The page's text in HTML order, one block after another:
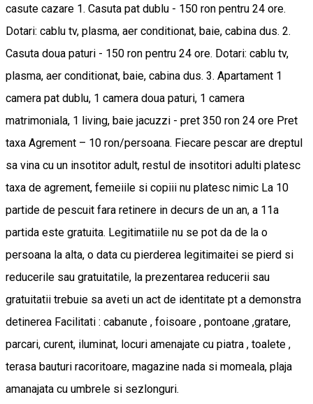
casute cazare 1. Casuta pat dublu - 150 ron pentru 24 ore.
Dotari: cablu tv, plasma, aer conditionat, baie, cabina dus. 2.
Casuta doua paturi - 150 ron pentru 24 ore. Dotari: cablu tv,
plasma, aer conditionat, baie, cabina dus. 3. Apartament 1
camera pat dublu, 1 camera doua paturi, 1 camera
matrimoniala, 1 living, baie jacuzzi - pret 350 ron 24 ore Pret
taxa Agrement – 10 ron/persoana. Fiecare pescar are dreptul
sa vina cu un insotitor adult, restul de insotitori adulti platesc
taxa de agrement, femeiile si copiii nu platesc nimic La 10
partide de pescuit fara retinere in decurs de un an, a 11a
partida este gratuita. Legitimatiile nu se pot da de la o
persoana la alta, o data cu pierderea legitimaitei se pierd si
reducerile sau gratuitatile, la prezentarea reducerii sau
gratuitatii trebuie sa aveti un act de identitate pt a demonstra
detinerea Facilitati : cabanute , foisoare , pontoane ,gratare,
parcari, curent, iluminat, locuri amenajate cu piatra , toalete ,
terasa bauturi racoritoare, magazine nada si momeala, plaja
amanajata cu umbrele si sezlonguri.